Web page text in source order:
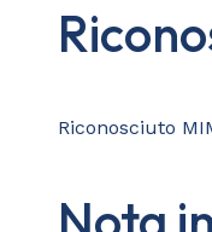
Riconosciuto